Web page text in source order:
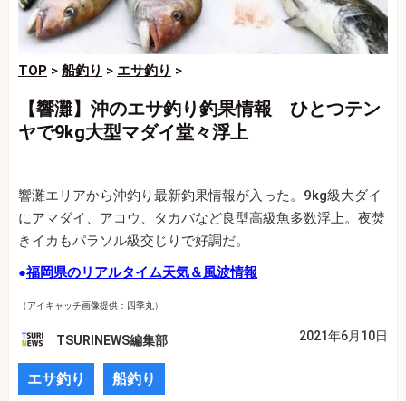
TOP > 船釣り > エサ釣り >
【響灘】沖のエサ釣り釣果情報 ひとつテン
ヤで9kg大型マダイ堂々浮上
響灘エリアから沖釣り最新釣果情報が入った。9kg級大ダイ
にアマダイ、アコウ、タカバなど良型高級魚多数浮上。夜焚
きイカもパラソル級交じりで好調だ。
●福岡県のリアルタイム天気＆風波情報
（アイキャッチ画像提供：四季丸）
TSURINEWS編集部 2021年6月10日
エサ釣り 船釣り